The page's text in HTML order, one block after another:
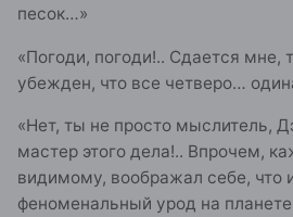
песок…»
«Погоди, погоди!.. Сдается мне,
убежден, что все четверо…
«Нет, ты не просто мыслитель,
мастер этого дела!.. Впрочем,
видимому, воображал себе, что
феноменальный урод на